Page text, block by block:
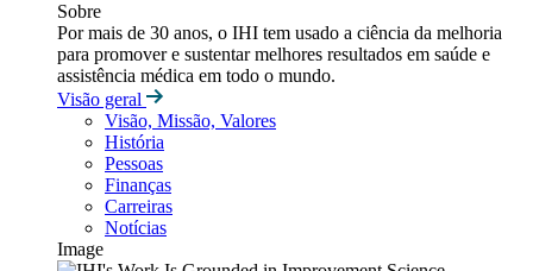
Sobre
Por mais de 30 anos, o IHI tem usado a ciência da melhoria
para promover e sustentar melhores resultados em saúde e
assistência médica em todo o mundo.
Visão geral
Visão, Missão, Valores
História
Pessoas
Finanças
Carreiras
Notícias
Image